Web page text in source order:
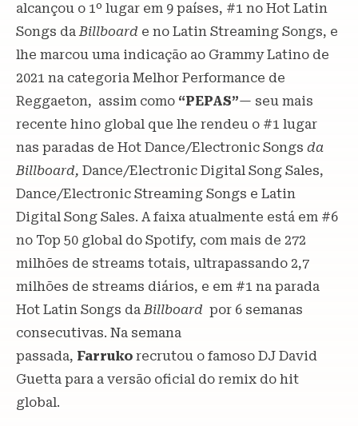
alcançou o 1º lugar em 9 países, #1 no Hot Latin
Songs daBillboard e no Latin Streaming Songs, e
lhe marcou uma indicação ao Grammy Latino de
2021 na categoria Melhor Performance de
Reggaeton, assim como “PEPAS”— seu mais
recente hino global que lhe rendeu o #1 lugar
nas paradas de Hot Dance/Electronic Songs da
Billboard, Dance/Electronic Digital Song Sales,
Dance/Electronic Streaming Songs e Latin
Digital Song Sales. A faixa atualmente está em #6
no Top 50 global do Spotify, com mais de 272
milhões de streams totais, ultrapassando 2,7
milhões de streams diários, e em #1 na parada
Hot Latin Songs daBillboard por 6 semanas
consecutivas. Na semana
passada, Farruko recrutou o famoso DJ David
Guetta para a versão oficial do remix do hit
global.